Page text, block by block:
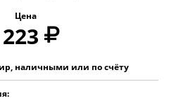
Цена
223
наличными или по счёту